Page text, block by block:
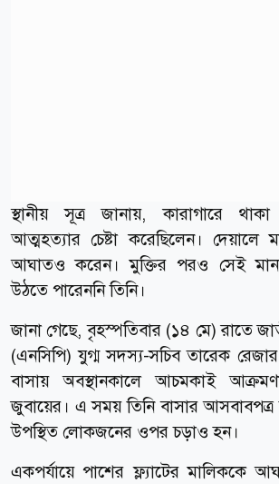
স্থানীয় সূত্র জানায়, কারাগারে
আত্মহত্যার চেষ্টা করেছিলেন। দেয়ালে
আঘাতও করেন। মুক্তির পরও সেই
উঠতে পারেননি তিনি।
জানা গেছে, বৃহস্পতিবার (১৪ মে) রাতে
(এনসিপি) যুগ্ম সদস্য-সচিব তারেক
বাসায় অবস্থানকালে আচমকাই
জুবায়ের। এ সময় তিনি বাসার
উপস্থিত লোকজনের ওপর চড়াও হন।
একপর্যায়ে পাশের ফ্ল্যাটের মালিককে